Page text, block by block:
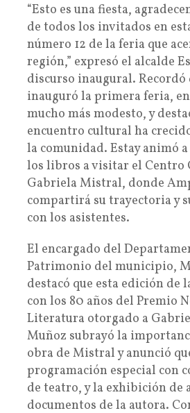
“Esto es una fiesta,
de todos los invitados en
número 12 de la feria que
región,” expresó el alcalde
discurso inaugural. Recordó
inauguró la primera feria,
mucho más modesto, y
encuentro cultural ha
la comunidad. Estay animó
los libros a visitar el Centro
Gabriela Mistral, donde
compartirá su trayectoria y
con los asistentes.
El encargado del
Patrimonio del municipio,
destacó que esta edición de
con los 80 años del Premio
Literatura otorgado a
Muñoz subrayó la
obra de Mistral y anunció
programación especial con
de teatro, y la exhibición de
documentos de la autora.